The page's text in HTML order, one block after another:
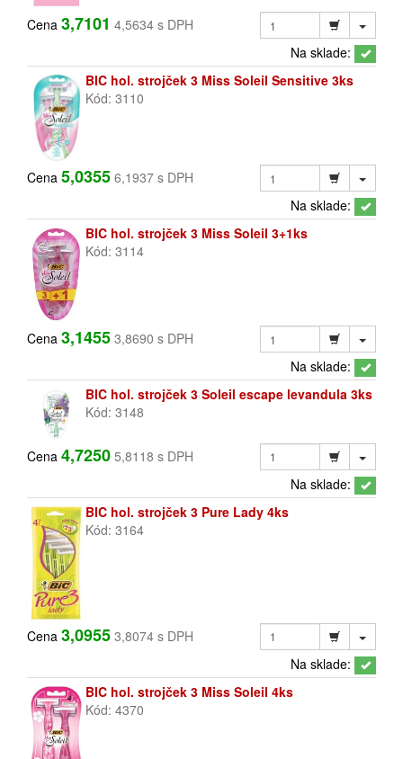
Cena 3,7101 4,5634 s DPH
Na sklade:
BIC hol. strojček 3 Miss Soleil Sensitive 3ks
Kód: 3110
Cena 5,0355 6,1937 s DPH
Na sklade:
BIC hol. strojček 3 Miss Soleil 3+1ks
Kód: 3114
Cena 3,1455 3,8690 s DPH
Na sklade:
BIC hol. strojček 3 Soleil escape levandula 3ks
Kód: 3148
Cena 4,7250 5,8118 s DPH
Na sklade:
BIC hol. strojček 3 Pure Lady 4ks
Kód: 3164
Cena 3,0955 3,8074 s DPH
Na sklade:
BIC hol. strojček 3 Miss Soleil 4ks
Kód: 4370